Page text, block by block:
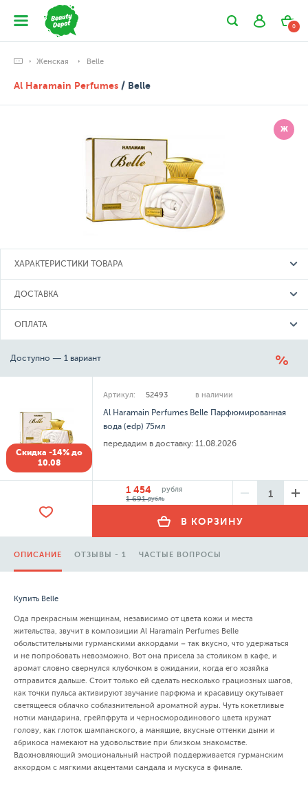
0
Женская Belle
Al Haramain Perfumes / Belle
Ж
ХАРАКТЕРИСТИКИ ТОВАРА
ДОСТАВКА
ОПЛАТА
Доступно — 1 вариант
Скидка -14% до
10.08
Артикул: 52493 в наличии
Al Haramain Perfumes Belle Парфюмированная
вода (edp) 75мл
передадим в доставку: 11.08.2026
1 454
рубля
1 691рубль
В КОРЗИНУ
ОПИСАНИЕ ОТЗЫВЫ - 1 ЧАСТЫЕ ВОПРОСЫ
Купить Belle
Ода прекрасным женщинам, независимо от цвета кожи и места
жительства, звучит в композиции Al Haramain Perfumes Belle
обольстительными гурманскими аккордами – так вкусно, что удержаться
и не попробовать невозможно. Вот она присела за столиком в кафе, и
аромат словно свернулся клубочком в ожидании, когда его хозяйка
отправится дальше. Стоит только ей сделать несколько грациозных шагов,
как точки пульса активируют звучание парфюма и красавицу окутывает
светящееся облачко соблазнительной ароматной ауры. Чуть кокетливые
нотки мандарина, грейпфрута и черносмородинового цвета кружат
голову, как глоток шампанского, а манящие, вкусные оттенки дыни и
абрикоса намекают на удовольствие при близком знакомстве.
Вдохновляющий эмоциональный настрой поддерживается гурманским
аккордом с мягкими акцентами сандала и мускуса в финале.